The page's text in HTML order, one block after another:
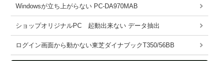
Windowsが立ち上がらない PC-DA970MAB
ショップオリジナルPC 起動出来ない データ抽出
ログイン画面から動かない東芝ダイナブックT350/56BB